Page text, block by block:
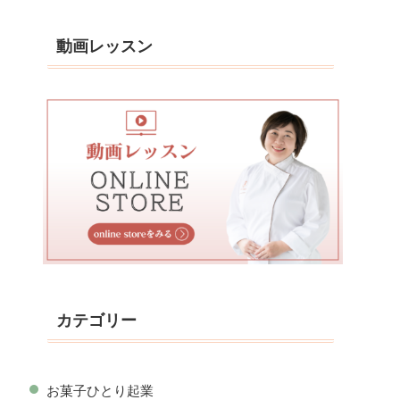
動画レッスン
カテゴリー
お菓子ひとり起業